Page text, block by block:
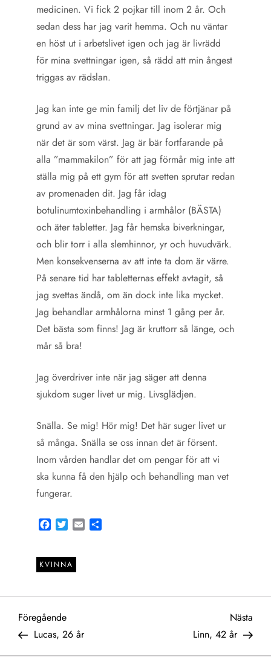
medicinen. Vi fick 2 pojkar till inom 2 år. Och
sedan dess har jag varit hemma. Och nu väntar
en höst ut i arbetslivet igen och jag är livrädd
för mina svettningar igen, så rädd att min ångest
triggas av rädslan.
Jag kan inte ge min familj det liv de förtjänar på
grund av av mina svettningar. Jag isolerar mig
när det är som värst. Jag är bär fortfarande på
alla ”mammakilon” för att jag förmår mig inte att
ställa mig på ett gym för att svetten sprutar redan
av promenaden dit. Jag får idag
botulinumtoxinbehandling i armhålor (BÄSTA)
och äter tabletter. Jag får hemska biverkningar,
och blir torr i alla slemhinnor, yr och huvudvärk.
Men konsekvenserna av att inte ta dom är värre.
På senare tid har tabletternas effekt avtagit, så
jag svettas ändå, om än dock inte lika mycket.
Jag behandlar armhålorna minst 1 gång per år.
Det bästa som finns! Jag är kruttorr så länge, och
mår så bra!
Jag överdriver inte när jag säger att denna
sjukdom suger livet ur mig. Livsglädjen.
Snälla. Se mig! Hör mig! Det här suger livet ur
så många. Snälla se oss innan det är försent.
Inom vården handlar det om pengar för att vi
ska kunna få den hjälp och behandling man vet
fungerar.
Facebook
TwitterEmail
KVINNA
I
n
Föregående
inlägg
Föregående
Lucas, 26 år
Nästa
Linn, 42 år